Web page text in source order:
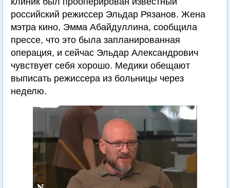
российский режиссер Эльдар Рязанов. Жена
мэтра кино, Эмма Абайдуллина, сообщила
прессе, что это была запланированная
операция, и сейчас Эльдар Александрович
чувствует себя хорошо. Медики обещают
выписать режиссера из больницы через
неделю.